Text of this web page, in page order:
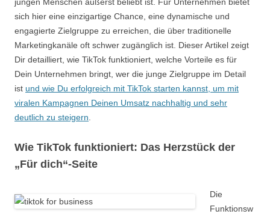
sich hier eine einzigartige Chance, eine dynamische und
engagierte Zielgruppe zu erreichen, die über traditionelle
Marketingkanäle oft schwer zugänglich ist. Dieser Artikel zeigt
Dir detailliert, wie TikTok funktioniert, welche Vorteile es für
Dein Unternehmen bringt, wer die junge Zielgruppe im Detail
ist und wie Du erfolgreich mit TikTok starten kannst, um mit
viralen Kampagnen Deinen Umsatz nachhaltig und sehr
deutlich zu steigern
Wie TikTok funktioniert: Das Herzstück der
„Für dich“-Seite
Die
Funktionsw